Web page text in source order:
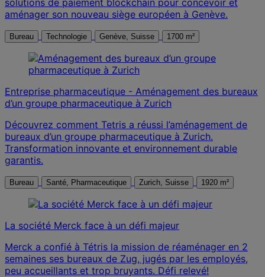
aménager son nouveau siège européen à Genève.
Bureau Technologie Genève, Suisse 1700 m²
Entreprise pharmaceutique - Aménagement des bureaux
d’un groupe pharmaceutique à Zurich
Découvrez comment Tetris a réussi l’aménagement de
bureaux d’un groupe pharmaceutique à Zurich.
Transformation innovante et environnement durable
garantis.
Bureau Santé, Pharmaceutique Zurich, Suisse 1920 m²
La société Merck face à un défi majeur
Merck a confié à Tétris la mission de réaménager en 2
semaines ses bureaux de Zug, jugés par les employés,
peu accueillants et trop bruyants. Défi relevé!